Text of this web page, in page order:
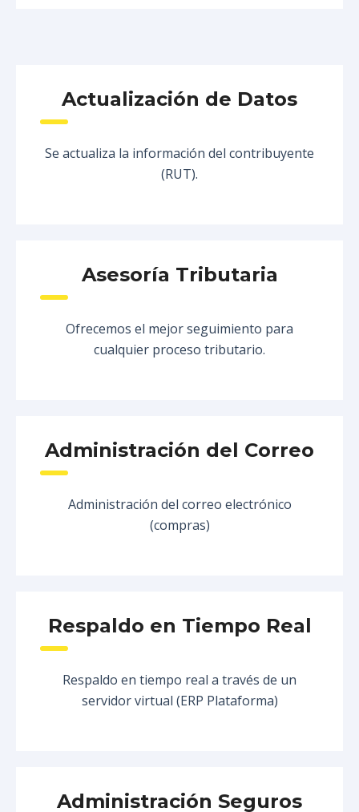
Actualización de Datos
Se actualiza la información del contribuyente
(RUT).
Asesoría Tributaria
Ofrecemos el mejor seguimiento para
cualquier proceso tributario.
Administración del Correo
Administración del correo electrónico
(compras)
Respaldo en Tiempo Real
Respaldo en tiempo real a través de un
servidor virtual (ERP Plataforma)
Administración Seguros